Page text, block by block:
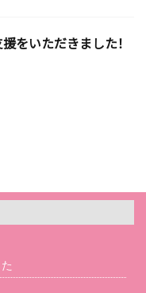
をいただきました！